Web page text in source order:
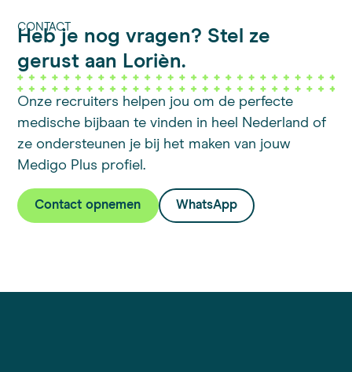
CONTACT
Heb je nog vragen? Stel ze
gerust aan Lorièn.
Onze recruiters helpen jou om de perfecte
medische bijbaan te vinden in heel Nederland of
ze ondersteunen je bij het maken van jouw
Medigo Plus profiel.
Contact opnemen WhatsApp